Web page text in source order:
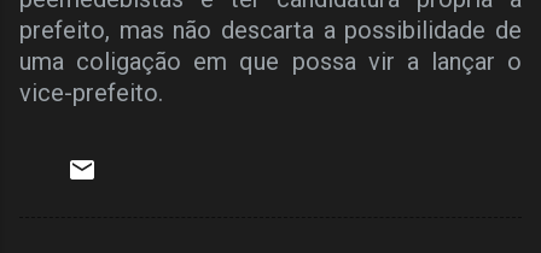
prefeito, mas não descarta a possibilidade de
uma coligação em que possa vir a lançar o
vice-prefeito.